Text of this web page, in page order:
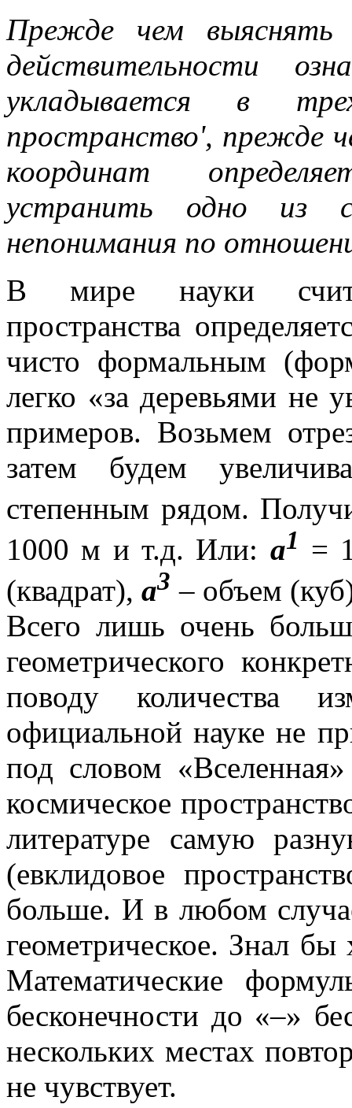
Прежде чем выяснять
действительности
укладывается в
пространство', прежде
координат
устранить одно из
непонимания по
В мире науки
пространства
чисто формальным
легко «за деревьями не
примеров. Возьмем
затем будем
степенным рядом.
1000 м и т.д. Или: а1 =
(квадрат),а3 – объем
Всего лишь очень
геометрического
поводу количества
официальной науке не
под словом «Вселенная»
космическое
литературе самую
(евклидовое
больше. И в любом
геометрическое. Знал бы
Математические
бесконечности до «–»
нескольких местах
не чувствует.